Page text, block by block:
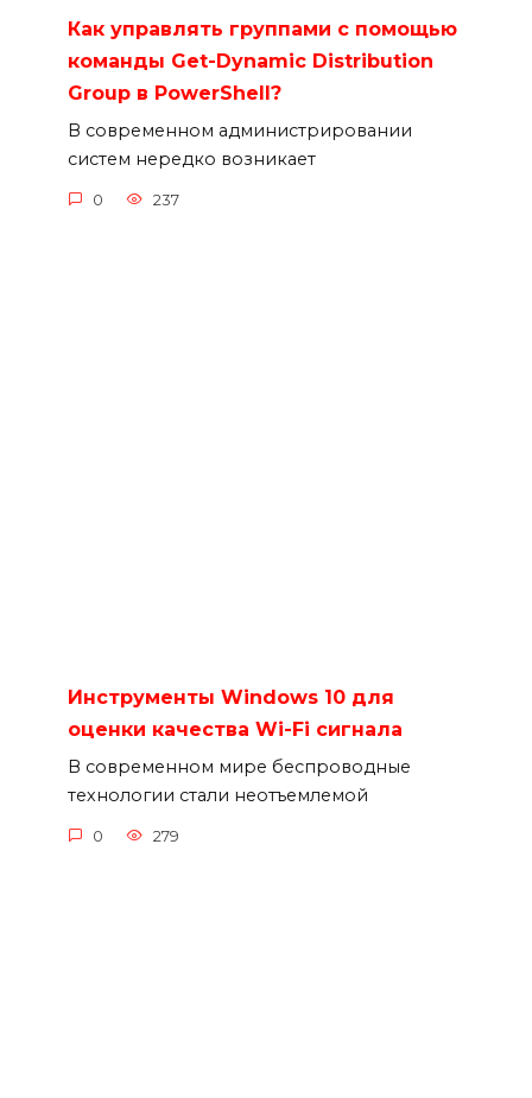
Как управлять группами с помощью
команды Get-Dynamic Distribution
Group в PowerShell?
В современном администрировании
систем нередко возникает
0 237
Инструменты Windows 10 для
оценки качества Wi-Fi сигнала
В современном мире беспроводные
технологии стали неотъемлемой
0 279